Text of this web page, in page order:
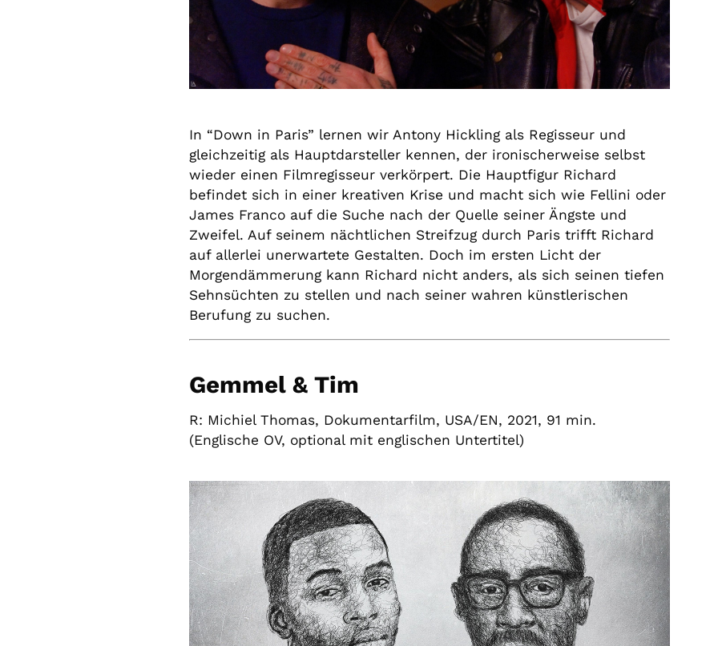
In “Down in Paris” lernen wir Antony Hickling als Regisseur und
gleichzeitig als Hauptdarsteller kennen, der ironischerweise selbst
wieder einen Filmregisseur verkörpert. Die Hauptfigur Richard
befindet sich in einer kreativen Krise und macht sich wie Fellini oder
James Franco auf die Suche nach der Quelle seiner Ängste und
Zweifel. Auf seinem nächtlichen Streifzug durch Paris trifft Richard
auf allerlei unerwartete Gestalten. Doch im ersten Licht der
Morgendämmerung kann Richard nicht anders, als sich seinen tiefen
Sehnsüchten zu stellen und nach seiner wahren künstlerischen
Berufung zu suchen.
Gemmel & Tim
R: Michiel Thomas, Dokumentarfilm, USA/EN, 2021, 91 min.
(Englische OV, optional mit englischen Untertitel)